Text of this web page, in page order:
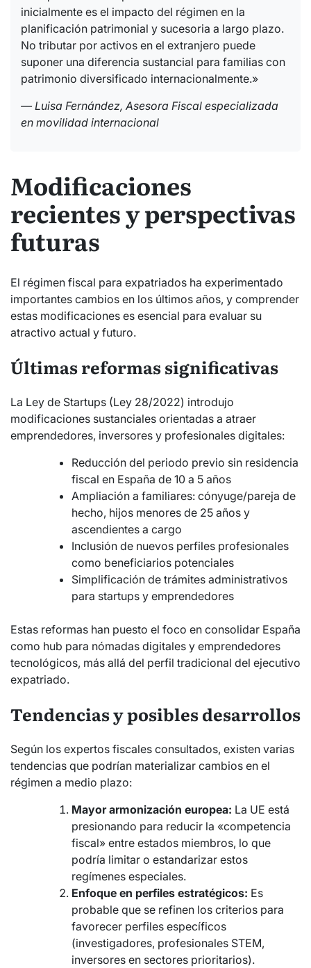
inicialmente es el impacto del régimen en la
planificación patrimonial y sucesoria a largo plazo.
No tributar por activos en el extranjero puede
suponer una diferencia sustancial para familias con
patrimonio diversificado internacionalmente.»
— Luisa Fernández, Asesora Fiscal especializada
en movilidad internacional
Modificaciones
recientes y perspectivas
futuras
El régimen fiscal para expatriados ha experimentado
importantes cambios en los últimos años, y comprender
estas modificaciones es esencial para evaluar su
atractivo actual y futuro.
Últimas reformas significativas
La Ley de Startups (Ley 28/2022) introdujo
modificaciones sustanciales orientadas a atraer
emprendedores, inversores y profesionales digitales:
Reducción del periodo previo sin residencia
fiscal en España de 10 a 5 años
Ampliación a familiares: cónyuge/pareja de
hecho, hijos menores de 25 años y
ascendientes a cargo
Inclusión de nuevos perfiles profesionales
como beneficiarios potenciales
Simplificación de trámites administrativos
para startups y emprendedores
Estas reformas han puesto el foco en consolidar España
como hub para nómadas digitales y emprendedores
tecnológicos, más allá del perfil tradicional del ejecutivo
expatriado.
Tendencias y posibles desarrollos
Según los expertos fiscales consultados, existen varias
tendencias que podrían materializar cambios en el
régimen a medio plazo:
Mayor armonización europea: La UE está
presionando para reducir la «competencia
fiscal» entre estados miembros, lo que
podría limitar o estandarizar estos
regímenes especiales.
Enfoque en perfiles estratégicos: Es
probable que se refinen los criterios para
favorecer perfiles específicos
(investigadores, profesionales STEM,
inversores en sectores prioritarios).